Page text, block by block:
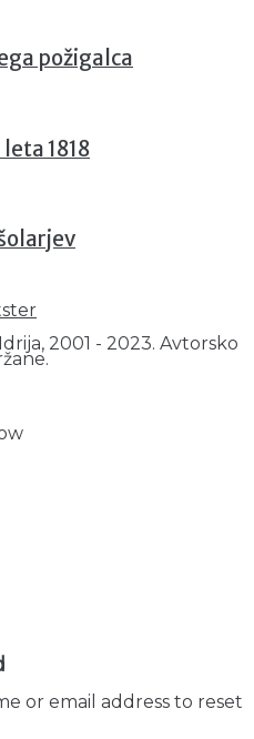
požigalca
1818
2001 - 2023. Avtorsko
or email address to reset